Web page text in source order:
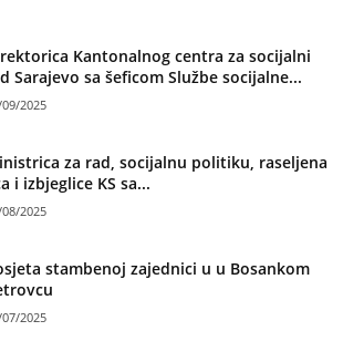
Kantonalnog centra za socijalni
Sarajevo sa šeficom Službe socijalne...
2025
za rad, socijalnu politiku, raseljena
i izbjeglice KS sa...
2025
stambenoj zajednici u u Bosankom
2025